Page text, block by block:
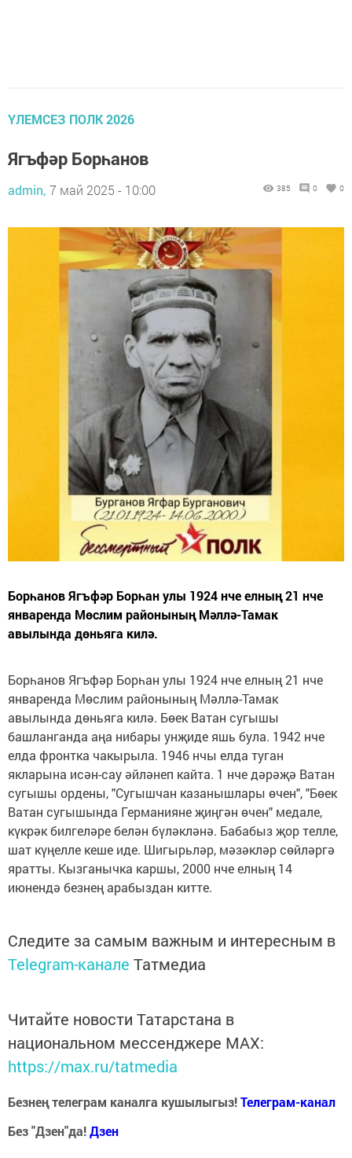
ҮЛЕМСЕЗ ПОЛК 2026
Ягъфәр Борһанов
admin, 7 май 2025 - 10:00 385 0 0
Борһанов Ягъфәр Борһан улы 1924 нче елның 21 нче
январенда Мөслим районының Мәллә-Тамак
авылында дөньяга килә.
Борһанов Ягъфәр Борһан улы 1924 нче елның 21 нче
январенда Мөслим районының Мәллә-Тамак
авылында дөньяга килә. Бөек Ватан сугышы
башланганда аңа нибары унҗиде яшь була. 1942 нче
елда фронтка чакырыла. 1946 нчы елда туган
якларына исән-сау әйләнеп кайта. 1 нче дәрәҗә Ватан
сугышы ордены, "Сугышчан казанышлары өчен", "Бөек
Ватан сугышында Германияне җиңгән өчен" медале,
күкрәк билгеләре белән бүләкләнә. Бабабыз җор телле,
шат күңелле кеше иде. Шигырьләр, мәзәкләр сөйләргә
яратты. Кызганычка каршы, 2000 нче елның 14
июнендә безнең арабыздан китте.
Следите за самым важным и интересным в
Telegram-канале Татмедиа
Читайте новости Татарстана в
национальном мессенджере MАХ:
https://max.ru/tatmedia
Безнең телеграм каналга кушылыгыз!Телеграм-канал
Без "Дзен"да!Дзен